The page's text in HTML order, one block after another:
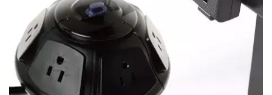
CARICATORE USB, PDU
DA MONTARE SU RACK
| AHOKU ELECTRONIC
COMPANY